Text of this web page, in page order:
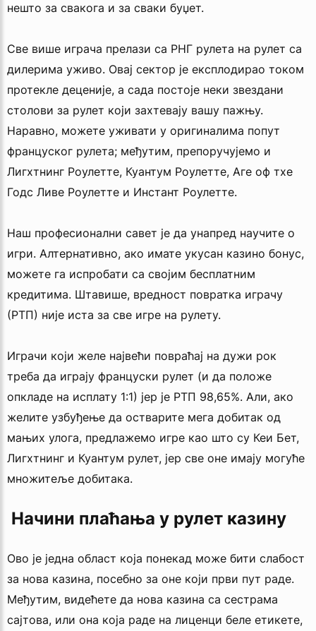
нешто за свакога и за сваки буџет.
Све више играча прелази са РНГ рулета на рулет са
дилерима уживо. Овај сектор је експлодирао током
протекле деценије, а сада постоје неки звездани
столови за рулет који захтевају вашу пажњу.
Наравно, можете уживати у оригиналима попут
француског рулета; међутим, препоручујемо и
Лигхтнинг Роулетте, Куантум Роулетте, Аге оф тхе
Годс Ливе Роулетте и Инстант Роулетте.
Наш професионални савет је да унапред научите о
игри. Алтернативно, ако имате укусан казино бонус,
можете га испробати са својим бесплатним
кредитима. Штавише, вредност повратка играчу
(РТП) није иста за све игре на рулету.
Играчи који желе највећи повраћај на дужи рок
треба да играју француски рулет (и да положе
опкладе на исплату 1:1) јер је РТП 98,65%. Али, ако
желите узбуђење да остварите мега добитак од
мањих улога, предлажемо игре као што су Кеи Бет,
Лигхтнинг и Куантум рулет, јер све оне имају могуће
множитеље добитака.
Начини плаћања у рулет казину
Ово је једна област која понекад може бити слабост
за нова казина, посебно за оне који први пут раде.
Међутим, видећете да нова казина са сестрама
сајтова, или она која раде на лиценци беле етикете,